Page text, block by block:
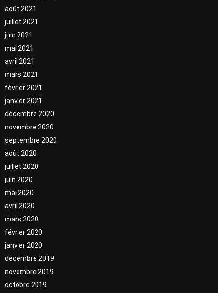
août 2021
juillet 2021
juin 2021
mai 2021
avril 2021
mars 2021
février 2021
janvier 2021
décembre 2020
novembre 2020
septembre 2020
août 2020
juillet 2020
juin 2020
mai 2020
avril 2020
mars 2020
février 2020
janvier 2020
décembre 2019
novembre 2019
octobre 2019